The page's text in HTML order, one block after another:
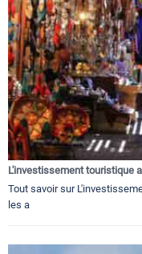
L'investissement touristique
Tout savoir sur
les a